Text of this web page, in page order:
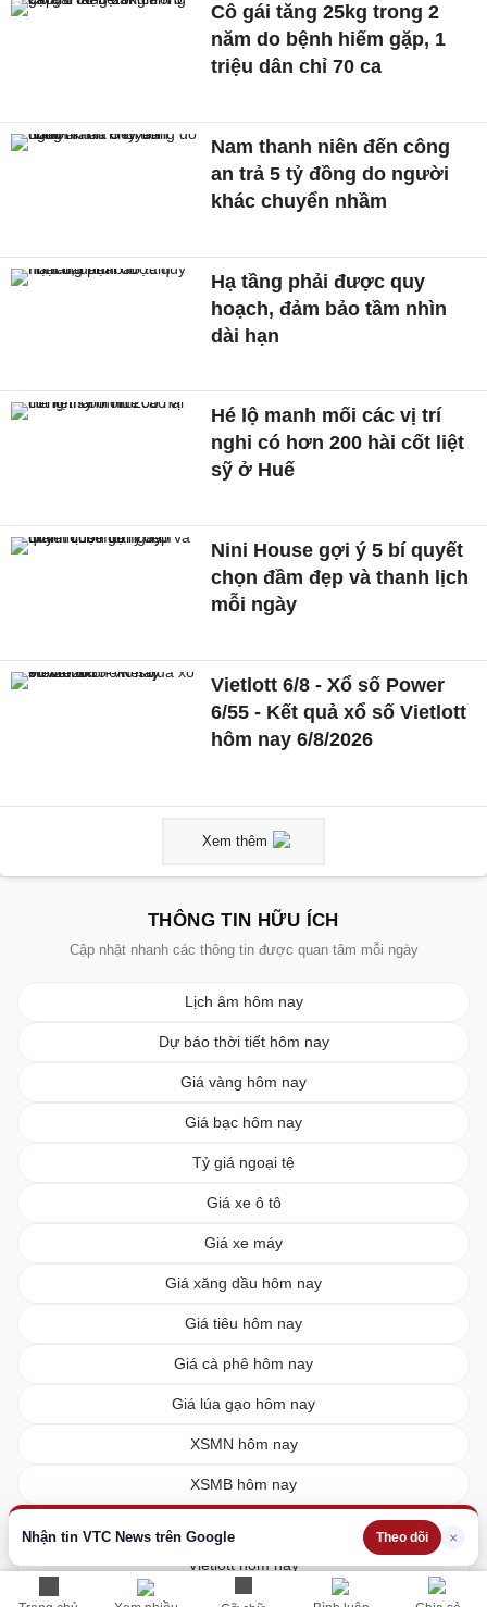
Nhận tin VTC News trên Google Theo dõi ×
Cô gái tăng 25kg trong 2
năm do bệnh hiếm gặp, 1
triệu dân chỉ 70 ca
Nam thanh niên đến công
an trả 5 tỷ đồng do người
khác chuyển nhầm
Hạ tầng phải được quy
hoạch, đảm bảo tầm nhìn
dài hạn
Hé lộ manh mối các vị trí
nghi có hơn 200 hài cốt liệt
sỹ ở Huế
Nini House gợi ý 5 bí quyết
chọn đầm đẹp và thanh lịch
mỗi ngày
Vietlott 6/8 - Xổ số Power
6/55 - Kết quả xổ số Vietlott
hôm nay 6/8/2026
Xem thêm
THÔNG TIN HỮU ÍCH
Cập nhật nhanh các thông tin được quan tâm mỗi ngày
Lịch âm hôm nay
Dự báo thời tiết hôm nay
Giá vàng hôm nay
Giá bạc hôm nay
Tỷ giá ngoại tệ
Giá xe ô tô
Giá xe máy
Giá xăng dầu hôm nay
Giá tiêu hôm nay
Giá cà phê hôm nay
Giá lúa gạo hôm nay
XSMN hôm nay
XSMB hôm nay
Vietlott hôm nay